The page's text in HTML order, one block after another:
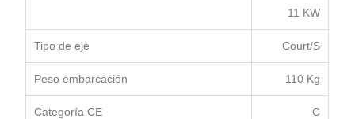
11 KW
Tipo de eje Court/S
Peso embarcación 110 Kg
Categoría CE C